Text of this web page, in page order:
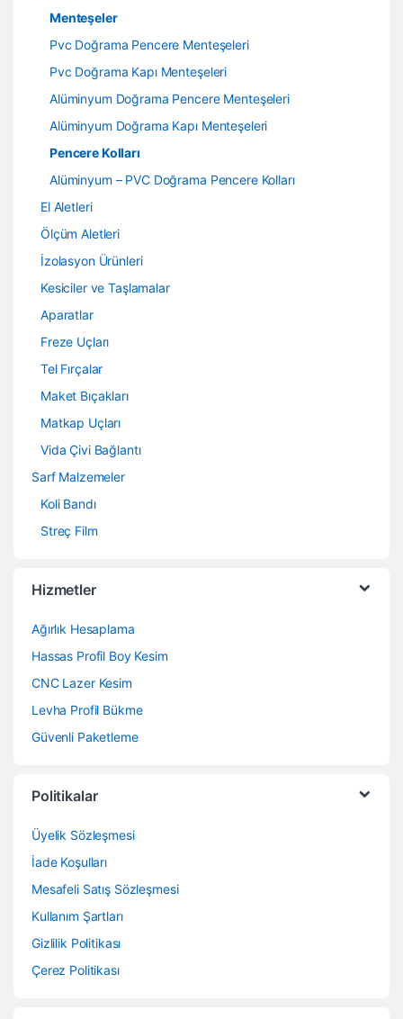
Menteşeler
Pvc Doğrama Pencere Menteşeleri
Pvc Doğrama Kapı Menteşeleri
Alüminyum Doğrama Pencere Menteşeleri
Alüminyum Doğrama Kapı Menteşeleri
Pencere Kolları
Alüminyum – PVC Doğrama Pencere Kolları
El Aletleri
Ölçüm Aletleri
İzolasyon Ürünleri
Kesiciler ve Taşlamalar
Aparatlar
Freze Uçları
Tel Fırçalar
Maket Bıçakları
Matkap Uçları
Vida Çivi Bağlantı
Sarf Malzemeler
Koli Bandı
Streç Film
Hizmetler
Ağırlık Hesaplama
Hassas Profil Boy Kesim
CNC Lazer Kesim
Levha Profil Bükme
Güvenli Paketleme
Politikalar
Üyelik Sözleşmesi
İade Koşulları
Mesafeli Satış Sözleşmesi
Kullanım Şartları
Gizlilik Politikası
Çerez Politikası